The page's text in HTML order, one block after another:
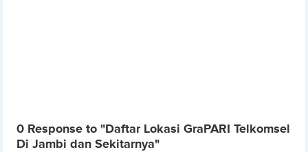
0 Response to "Daftar Lokasi GraPARI Telkomsel
Di Jambi dan Sekitarnya"